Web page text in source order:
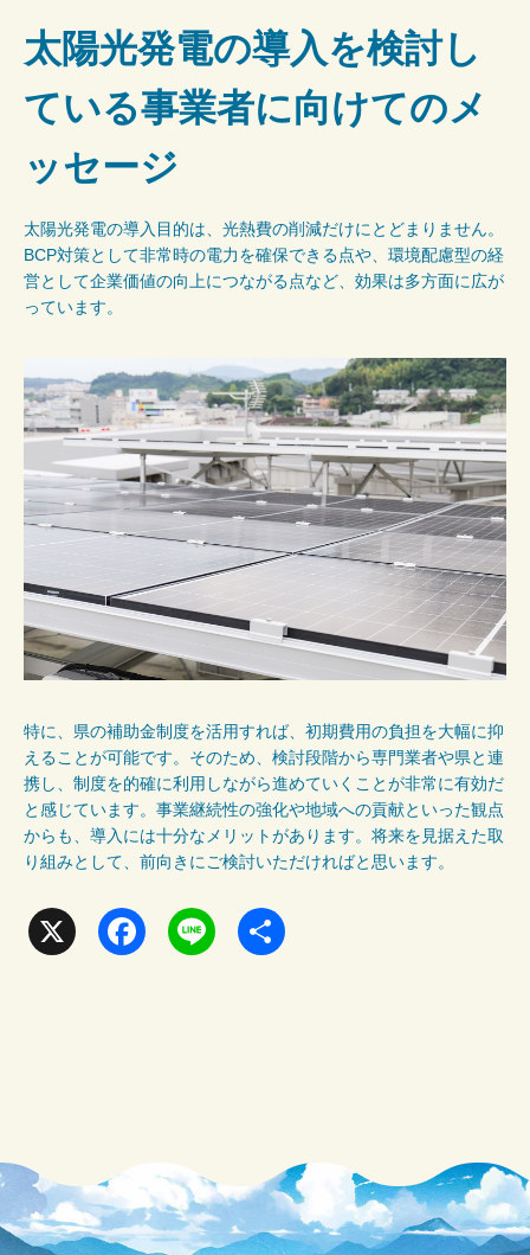
太陽光発電の導入を検討し
ている事業者に向けてのメ
ッセージ
太陽光発電の導入目的は、光熱費の削減だけにとどまりません。
BCP対策として非常時の電力を確保できる点や、環境配慮型の経
営として企業価値の向上につながる点など、効果は多方面に広が
っています。
特に、県の補助金制度を活用すれば、初期費用の負担を大幅に抑
えることが可能です。そのため、検討段階から専門業者や県と連
携し、制度を的確に利用しながら進めていくことが非常に有効だ
と感じています。事業継続性の強化や地域への貢献といった観点
からも、導入には十分なメリットがあります。将来を見据えた取
り組みとして、前向きにご検討いただければと思います。
o
o